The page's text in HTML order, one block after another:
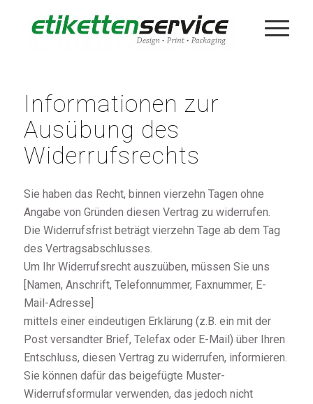
Informationen zur
Ausübung des
Widerrufsrechts
Sie haben das Recht, binnen vierzehn Tagen ohne
Angabe von Gründen diesen Vertrag zu widerrufen.
Die Widerrufsfrist beträgt vierzehn Tage ab dem Tag
des Vertragsabschlusses.
Um Ihr Widerrufsrecht auszuüben, müssen Sie uns
[Namen, Anschrift, Telefonnummer, Faxnummer, E-
Mail-Adresse]
mittels einer eindeutigen Erklärung (z.B. ein mit der
Post versandter Brief, Telefax oder E-Mail) über Ihren
Entschluss, diesen Vertrag zu widerrufen, informieren.
Sie können dafür das beigefügte Muster-
Widerrufsformular verwenden, das jedoch nicht